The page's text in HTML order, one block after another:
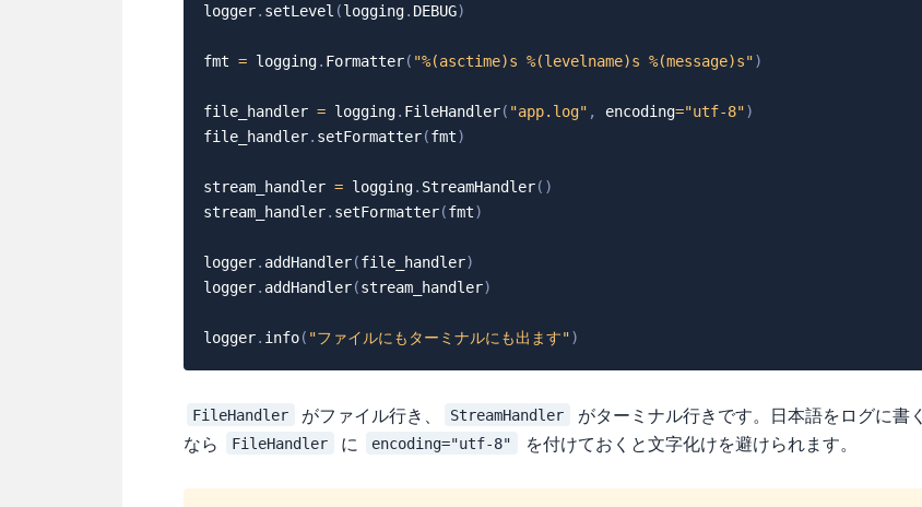
logger. setLevel (logging. DEBUG)
fmt = logging. Formatter( "%(asctime)s %(levelname)s %(message)s")
file_handler = logging. FileHandler( "app.log" , encoding="utf-8")
file_handler. setFormatter(fmt)
stream_handler = logging. StreamHandler( )
stream_handler. setFormatter(fmt)
logger. addHandler(file_handler)
logger. addHandler(stream_handler)
logger. info( "ファイルにもターミナルにも出ます")
FileHandler がファイル行き、 StreamHandler
がターミナル行きです。日本語をログに書く
なら
FileHandler に encoding="utf-8" を付けておくと文字化けを避けられます。